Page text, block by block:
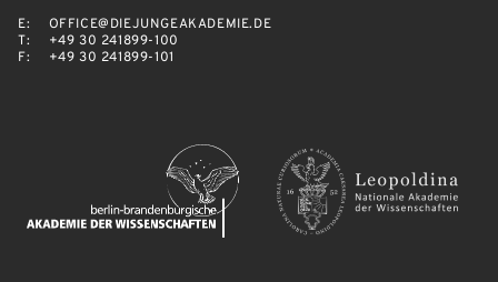
E:
OFFICE@DIEJUNGEAKADEMIE.DE
T:
+49 30 241899-100
F:
+49 30 241899-101